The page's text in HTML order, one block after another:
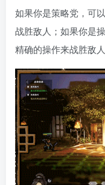
如果你是策略党，可
战胜敌人；如果你是
精确的操作来战胜敌